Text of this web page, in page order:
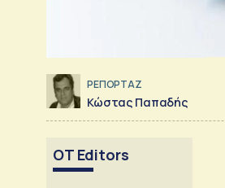
ΡΕΠΟΡΤΑΖ
Κώστας Παπαδής
OT Editors